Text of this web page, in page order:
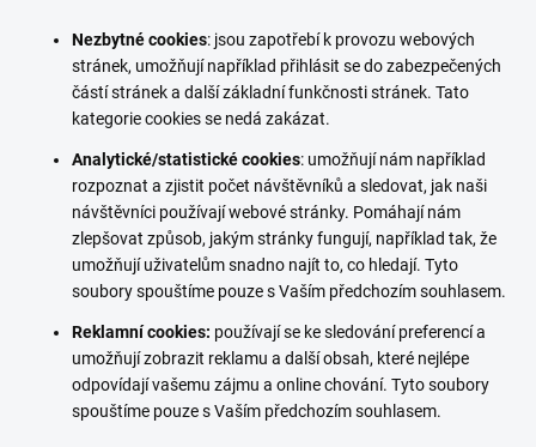
Nezbytné cookies: jsou zapotřebí k provozu webových
stránek, umožňují například přihlásit se do zabezpečených
částí stránek a další základní funkčnosti stránek. Tato
kategorie cookies se nedá zakázat.
Analytické/statistické cookies: umožňují nám například
rozpoznat a zjistit počet návštěvníků a sledovat, jak naši
návštěvníci používají webové stránky. Pomáhají nám
zlepšovat způsob, jakým stránky fungují, například tak, že
umožňují uživatelům snadno najít to, co hledají. Tyto
soubory spouštíme pouze s Vaším předchozím souhlasem.
Reklamní cookies: používají se ke sledování preferencí a
umožňují zobrazit reklamu a další obsah, které nejlépe
odpovídají vašemu zájmu a online chování. Tyto soubory
spouštíme pouze s Vaším předchozím souhlasem.